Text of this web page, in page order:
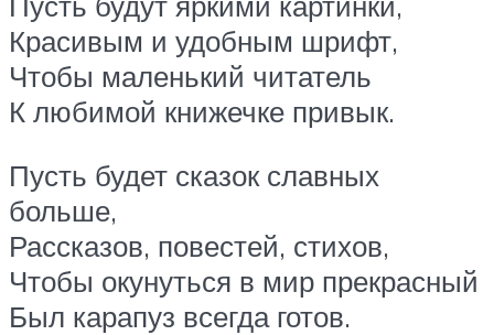
Красивым и удобным шрифт,
Чтобы маленький читатель
К любимой книжечке привык.
Пусть будет сказок славных
больше,
Рассказов, повестей, стихов,
Чтобы окунуться в мир прекрасный
Был карапуз всегда готов.